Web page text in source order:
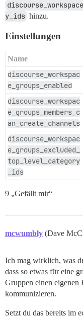
y_ids hinzu.
Einstellungen
Name
discourse_workspac
e_groups_enabled
discourse_workspac
e_groups_members_c
an_create_channels
discourse_workspac
e_groups_excluded_
top_level_category
_ids
9 „Gefällt mir“
mcwumbly (Dave
Ich mag wirklich, was
dass so etwas für eine
Gruppen einen eigenen
kommunizieren.
Setzt du das bereits im